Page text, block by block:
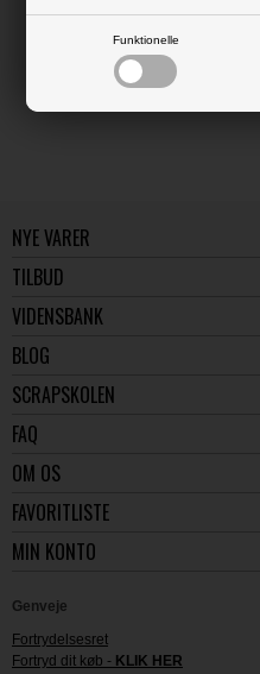
Funktionelle
LÆS OG BLIV INSPIRERET
NYE VARER
TILBUD
VIDENSBANK
BLOG
SCRAPSKOLEN
FAQ
OM OS
FAVORITLISTE
MIN KONTO
Genveje
Fortrydelsesret
Fortryd dit køb - KLIK HER